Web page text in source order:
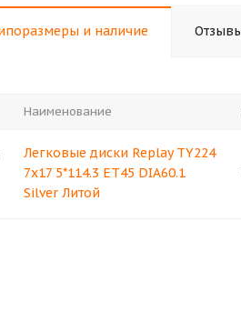
и наличие
Наименование
Легковые диски Replay TY224
7x17 5*114.3 ET45 DIA60.1
Silver Литой